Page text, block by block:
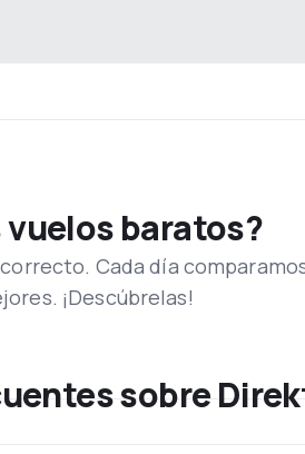
vuelos baratos?
Cada día
¡Descúbrelas!
sobre